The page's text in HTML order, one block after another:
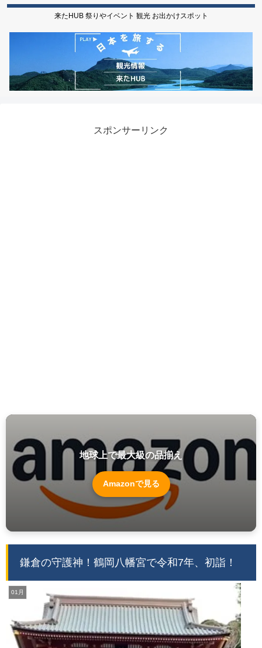
来たHUB 祭りやイベント 観光 お出かけスポット
スポンサーリンク
地球上で最大級の品揃え
Amazonで見る
鎌倉の守護神！鶴岡八幡宮で令和7年、初詣！
01月